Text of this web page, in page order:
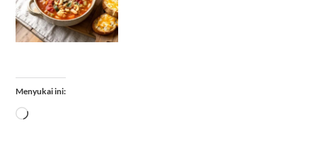
Menyukai ini:
Memuat...